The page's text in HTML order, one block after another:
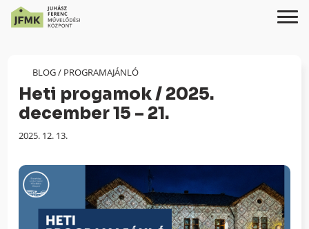
Content
navigációhoz
BLOG/ PROGRAMAJÁNLÓ
Heti progamok / 2025.
december 15 – 21.
Megjelenés
2025. 12. 13.